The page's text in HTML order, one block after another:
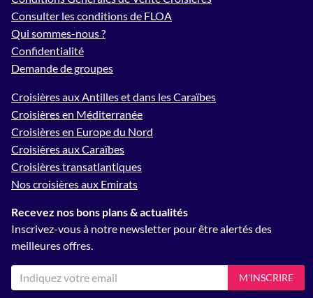
Consulter les conditions de FLOA
Qui sommes-nous ?
Confidentialité
Demande de groupes
Croisières aux Antilles et dans les Caraïbes
Croisières en Méditerranée
Croisières en Europe du Nord
Croisières aux Caraïbes
Croisières transatlantiques
Nos croisières aux Emirats
Recevez nos bons plans & actualités
Inscrivez-vous à notre newsletter pour être alertés des
meilleures offres.
M'INSCRIRE